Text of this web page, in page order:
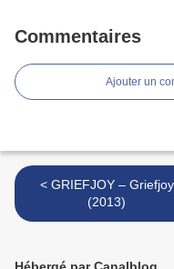
Commentaires
Ajouter un
< GRIEFJOY – Griefjoy
(2013)